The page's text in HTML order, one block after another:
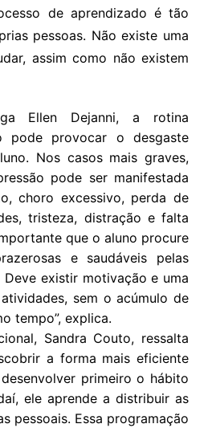
de aprendizado é tão
pessoas. Não existe uma
assim como não existem
Ellen Dejanni, a rotina
pode provocar o desgaste
Nos casos mais graves,
pode ser manifestada
choro excessivo, perda de
tristeza, distração e falta
que o aluno procure
e saudáveis pelas
Deve existir motivação e uma
sem o acúmulo de
tempo”, explica.
Sandra Couto, ressalta
a forma mais eficiente
primeiro o hábito
ele aprende a distribuir as
pessoais. Essa programação